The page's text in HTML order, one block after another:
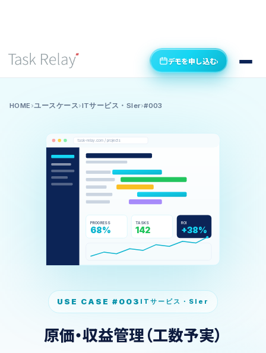
デモを申し込む›
HOME ›ユースケース›ITサービス・SIer›#003
USE CASE #003 ITサービス・SIer
原価・収益管理（工数予実）
task-relay.com / projects
PROGRESS
68%
TASKS
142
ROI
+38%